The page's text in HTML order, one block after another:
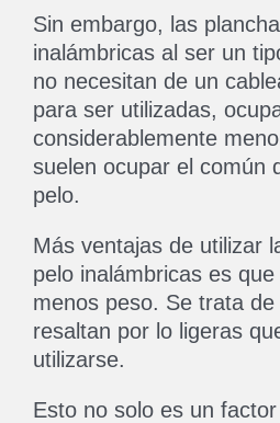
Sin embargo, las
inalámbricas al ser un
no necesitan de un
para ser utilizadas,
considerablemente
suelen ocupar el común
pelo.
Más ventajas de utilizar
pelo inalámbricas es
menos peso. Se trata
resaltan por lo ligeras
utilizarse.
Esto no solo es un